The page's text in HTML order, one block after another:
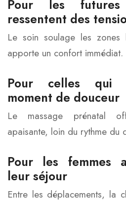
Pour les
ressentent des
Le soin soulage les
apporte un confort immédiat.
Pour celles qui
moment de douceur
Le massage prénatal
apaisante, loin du rythme du
Pour les femmes
leur séjour
Entre les déplacements, la